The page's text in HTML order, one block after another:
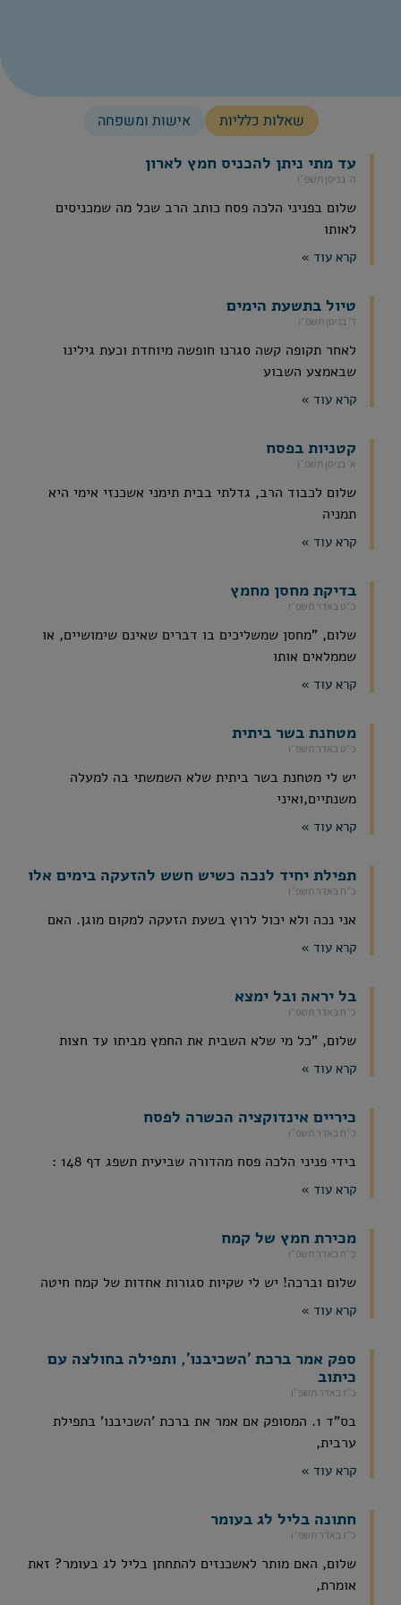
שאלות כלליות
אישות ומשפחה
עד מתי ניתן להכניס חמץ לארון
ה׳ בניסן תשפ״ו
שלום בפניני הלכה פסח כותב הרב שכל מה שמכניסים
לאותו
קרא עוד »
טיול בתשעת הימים
ד׳ בניסן תשפ״ו
לאחר תקופה קשה סגרנו חופשה מיוחדת וכעת גילינו
שבאמצע השבוע
קרא עוד »
קטניות בפסח
א׳ בניסן תשפ״ו
שלום לכבוד הרב, גדלתי בבית תימני אשכנזי אימי היא
תמניה
קרא עוד »
בדיקת מחסן מחמץ
כ״ט באדר תשפ״ו
שלום, "מחסן שמשליכים בו דברים שאינם שימושיים, או
שממלאים אותו
קרא עוד »
מטחנת בשר ביתית
כ״ט באדר תשפ״ו
יש לי מטחנת בשר ביתית שלא השמשתי בה למעלה
משנתיים,ואיני
קרא עוד »
תפילת יחיד לנכה כשיש חשש להזעקה בימים אלו
כ״ח באדר תשפ״ו
אני נכה ולא יכול לרוץ בשעת הזעקה למקום מוגן. האם
קרא עוד »
בל יראה ובל ימצא
כ״ח באדר תשפ״ו
שלום, "כל מי שלא השבית את החמץ מביתו עד חצות
קרא עוד »
כיריים אינדוקציה הכשרה לפסח
כ״ח באדר תשפ״ו
בידי פניני הלכה פסח מהדורה שביעית תשפג דף 148 :
קרא עוד »
מכירת חמץ של קמח
כ״ח באדר תשפ״ו
שלום וברכה! יש לי שקיות סגורות אחדות של קמח חיטה
קרא עוד »
ספק אמר ברכת 'השכיבנו', ותפילה בחולצה עם
כיתוב
כ״ז באדר תשפ״ו
בס"ד 1. המסופק אם אמר את ברכת 'השכיבנו' בתפילת
ערבית,
קרא עוד »
חתונה בליל לג בעומר
כ״ז באדר תשפ״ו
שלום, האם מותר לאשכנזים להתחתן בליל לג בעומר? זאת
אומרת,